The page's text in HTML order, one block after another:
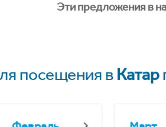
Эти предложения в
посещения в Катар